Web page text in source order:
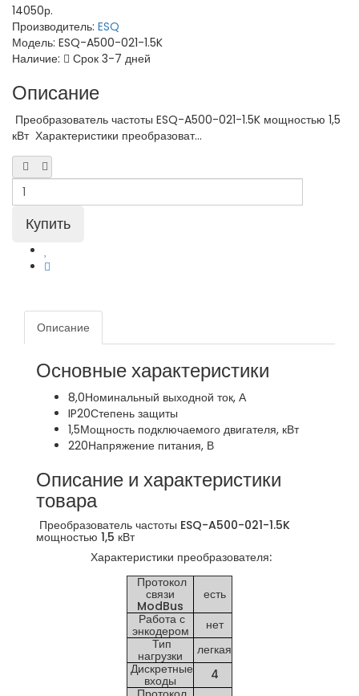
14050р.
Производитель: ESQ
Модель: ESQ-A500-021-1.5K
Наличие:
Срок 3-7 дней
Описание
Преобразователь частоты ESQ-A500-021-1.5K мощностью 1,5
кВт Характеристики преобразоват...
Описание
Основные характеристики
8,0Номинальный выходной ток, А
IP20Степень защиты
1,5Мощность подключаемого двигателя, кВт
220Напряжение питания, В
Описание и характеристики
товара
Преобразователь частоты ESQ-A500-021-1.5K
мощностью 1,5 кВт
Характеристики преобразователя:
Протокол
связи
ModBus
есть
Работа с
энкодером
нет
Тип
нагрузки
легкая
Дискретные
входы
4